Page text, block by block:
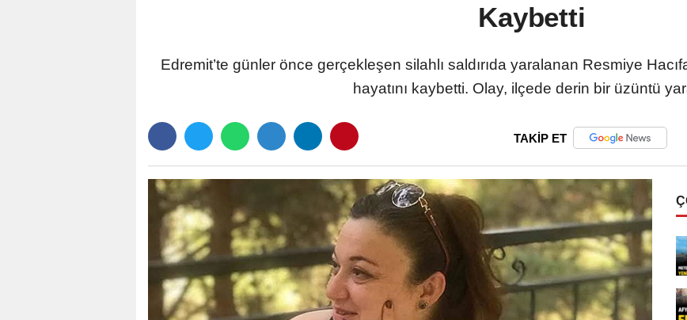
Kaybetti
Edremit’te günler önce gerçekleşen silahlı saldırıda yaralanan Resmiye
hayatını kaybetti. Olay, ilçede derin bir üzüntü
TAKİP ET